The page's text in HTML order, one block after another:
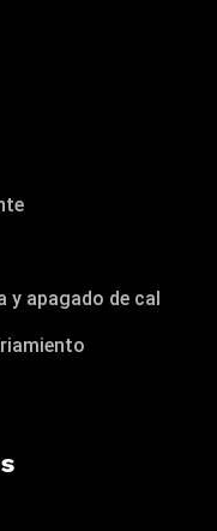
y apagado de cal